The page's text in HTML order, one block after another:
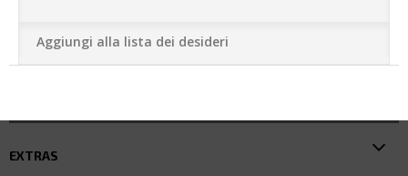
Aggiungi alla lista dei desideri
EXTRAS